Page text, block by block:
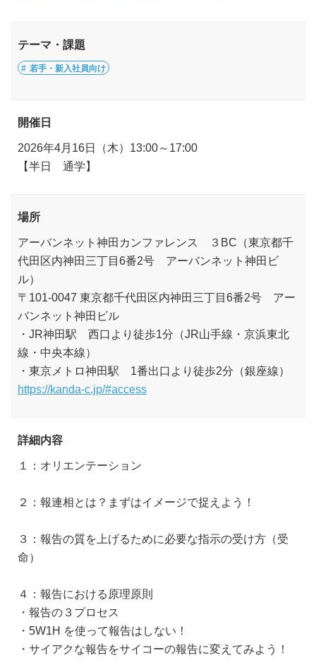
テーマ・課題
若手・新入社員向け
開催日
2026年4月16日（木）13:00～17:00
【半日 通学】
場所
アーバンネット神田カンファレンス ３BC（東京都千
代田区内神田三丁目6番2号 アーバンネット神田ビ
ル）
〒101-0047 東京都千代田区内神田三丁目6番2号 アー
バンネット神田ビル
・JR神田駅 西口より徒歩1分（JR山手線・京浜東北
線・中央本線）
・東京メトロ神田駅 1番出口より徒歩2分（銀座線）
https://kanda-c.jp/#access
詳細内容
１：オリエンテーション
２：報連相とは？まずはイメージで捉えよう！
３：報告の質を上げるために必要な指示の受け方（受
命）
４：報告における原理原則
・報告の３プロセス
・5W1H を使って報告はしない！
・サイアクな報告をサイコーの報告に変えてみよう！